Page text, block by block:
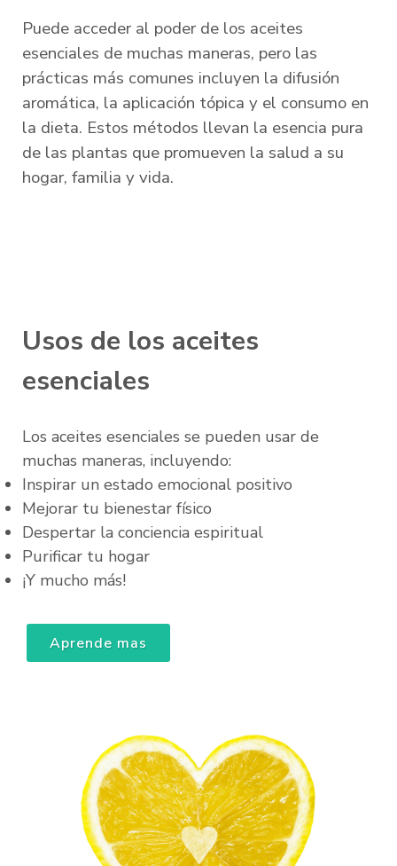
Puede acceder al poder de los aceites
esenciales de muchas maneras, pero las
prácticas más comunes incluyen la difusión
aromática, la aplicación tópica y el consumo en
la dieta. Estos métodos llevan la esencia pura
de las plantas que promueven la salud a su
hogar, familia y vida.
Usos de los aceites
esenciales
Los aceites esenciales se pueden usar de
muchas maneras, incluyendo:
Inspirar un estado emocional positivo
Mejorar tu bienestar físico
Despertar la conciencia espiritual
Purificar tu hogar
¡Y mucho más!
Aprende mas